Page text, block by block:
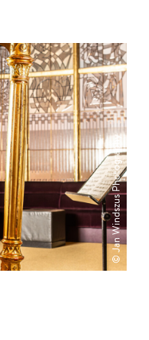
© Jan Windszus Photography